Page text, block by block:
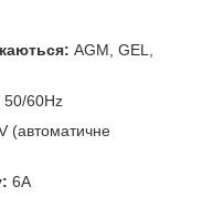
AGM, GEL,
50/60Hz
(автоматичне
6А